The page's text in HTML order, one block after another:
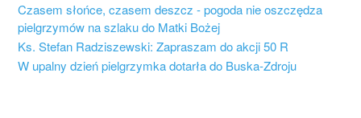
Czasem słońce, czasem deszcz - pogoda nie oszczędza
pielgrzymów na szlaku do Matki Bożej
Ks. Stefan Radziszewski: Zapraszam do akcji 50 R
W upalny dzień pielgrzymka dotarła do Buska-Zdroju